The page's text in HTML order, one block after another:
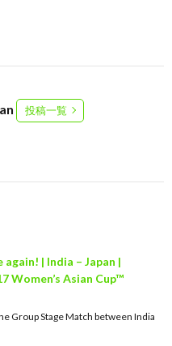
投稿一覧
again! | India – Japan |
Women’s Asian Cup™
Group Stage Match between India